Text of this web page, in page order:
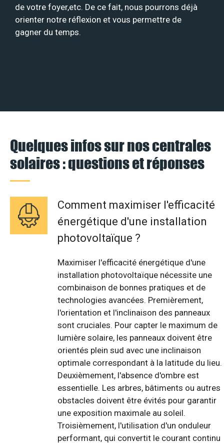
de votre foyer,etc. De ce fait, nous pourrons déjà
orienter notre réflexion et vous permettre de
gagner du temps.
Quelques infos sur nos centrales
solaires : questions et réponses
Comment maximiser l'efficacité
énergétique d'une installation
photovoltaïque ?
Maximiser l'efficacité énergétique d'une
installation photovoltaïque nécessite une
combinaison de bonnes pratiques et de
technologies avancées. Premièrement,
l'orientation et l'inclinaison des panneaux
sont cruciales. Pour capter le maximum de
lumière solaire, les panneaux doivent être
orientés plein sud avec une inclinaison
optimale correspondant à la latitude du lieu.
Deuxièmement, l'absence d'ombre est
essentielle. Les arbres, bâtiments ou autres
obstacles doivent être évités pour garantir
une exposition maximale au soleil.
Troisièmement, l'utilisation d'un onduleur
performant, qui convertit le courant continu